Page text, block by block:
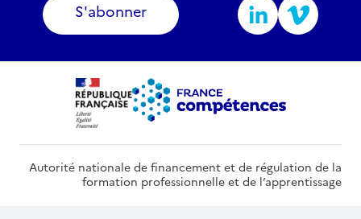
S'abonner
Autorité nationale de financement et de régulation de la
formation professionnelle et de l’apprentissage